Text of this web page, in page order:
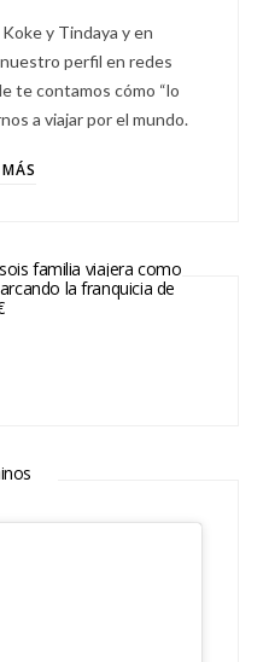
y Tindaya y en
perfil en redes
te contamos cómo “lo
a viajar por el mundo.
familia viajera como
la franquicia de